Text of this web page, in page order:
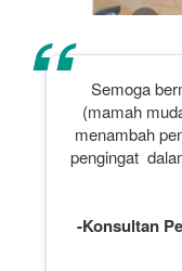
Semoga
(mamah
menambah
pengingat
-Konsultan
“